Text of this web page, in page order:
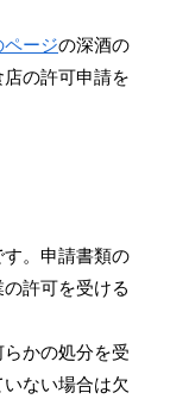
ページの深酒の
の許可申請を
。申請書類の
許可を受ける
かの処分を受
ない場合は欠